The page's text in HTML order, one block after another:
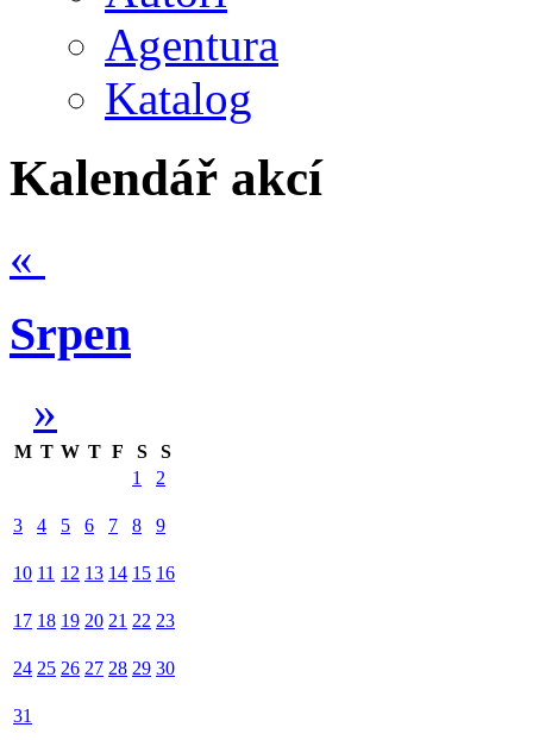
Agentura
Katalog
Kalendář akcí
«
Srpen
»
M T W T F S
S
1
2
3 4 5 6 7 8 9
10 11 12 13 14 15 16
17 18 19 20 21 22 23
24 25 26 27 28 29 30
31